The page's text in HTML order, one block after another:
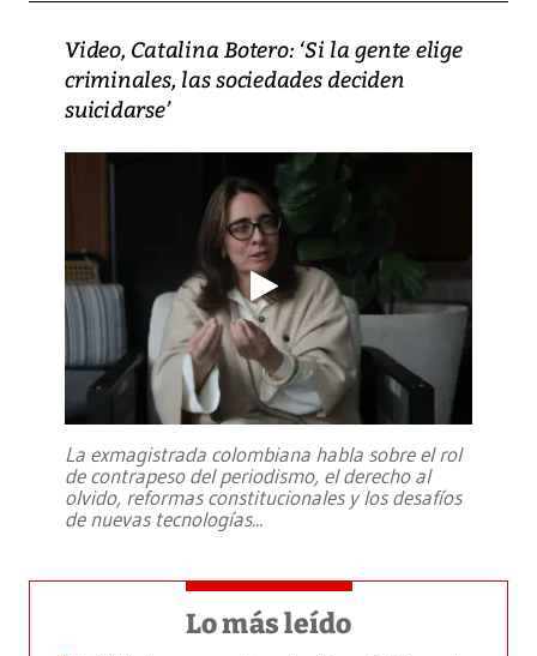
Video, Catalina Botero: ‘Si la gente elige
criminales, las sociedades deciden
suicidarse’
La exmagistrada colombiana habla sobre el rol
de contrapeso del periodismo, el derecho al
olvido, reformas constitucionales y los desafíos
de nuevas tecnologías...
Lo más leído